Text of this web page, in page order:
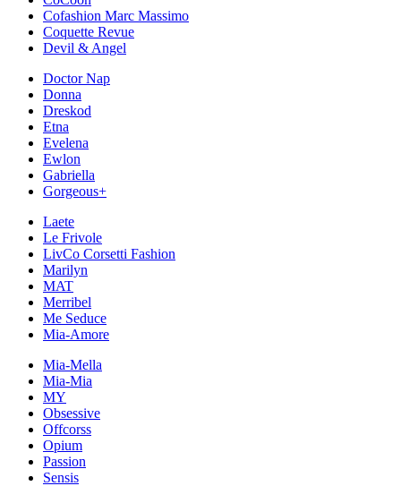
Cofashion Marc Massimo
Coquette Revue
Devil & Angel
Doctor Nap
Donna
Dreskod
Etna
Evelena
Ewlon
Gabriella
Gorgeous+
Laete
Le Frivole
LivCo Corsetti Fashion
Marilyn
MAT
Merribel
Me Seduce
Mia-Amore
Mia-Mella
Mia-Mia
MY
Obsessive
Offcorss
Opium
Passion
Sensis